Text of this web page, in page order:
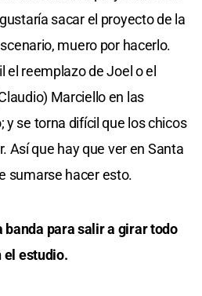
sacar el proyecto de la
muero por hacerlo.
el reemplazo de Joel o el
Marciello en las
y se torna difícil que los chicos
Así que hay que ver en Santa
sumarse hacer esto.
banda para salir a girar todo
el estudio.